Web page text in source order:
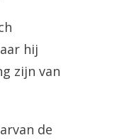
hij
zijn van
de